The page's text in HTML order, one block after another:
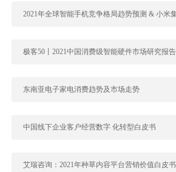
东南亚电子家电消费趋势及市场走势
中国线下企业客户经营数字 化转型白皮书
艾瑞咨询：2021年种草内容平台营销价值白皮书